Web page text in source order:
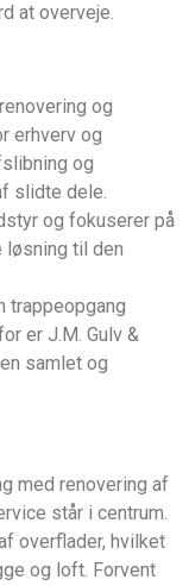
at overveje.
og
erhverv og
og
slidte dele.
og fokuserer på
til den
trappeopgang
er J.M. Gulv &
samlet og
med renovering af
står i centrum.
overflader, hvilket
og loft. Forvent